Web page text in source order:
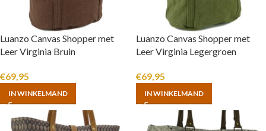
Luanzo Canvas Shopper met
Leer Virginia Bruin
€69,95
IN WINKELMAND
Luanzo Canvas Shopper met
Leer Virginia Legergroen
€69,95
IN WINKELMAND